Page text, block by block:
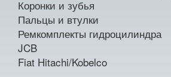
Коронки и зубья
Пальцы и втулки
Ремкомплекты гидроцилиндра
JCB
Fiat Hitachi/Kobelco